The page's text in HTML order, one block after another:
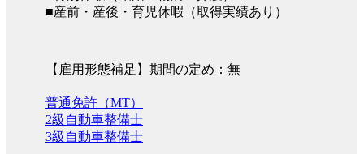
■産前・産後・育児休暇（取得実績あり）
【雇用形態補足】期間の定め：無
普通免許（MT）
2級自動車整備士
3級自動車整備士